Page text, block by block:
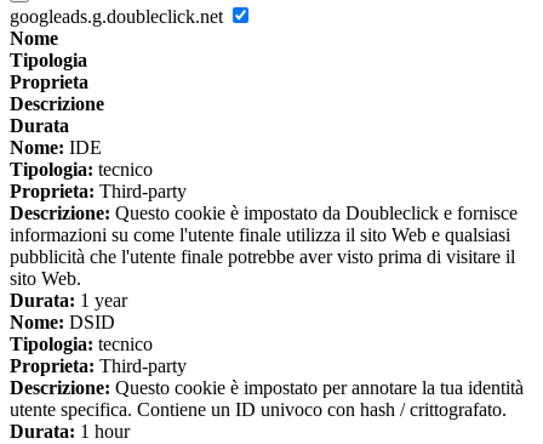
googleads.g.doubleclick.net
Nome
Tipologia
Proprieta
Descrizione
Durata
Nome: IDE
Tipologia: tecnico
Proprieta: Third-party
Descrizione: Questo cookie è impostato da Doubleclick e fornisce
informazioni su come l'utente finale utilizza il sito Web e qualsiasi
pubblicità che l'utente finale potrebbe aver visto prima di visitare il
sito Web.
Durata: 1 year
Nome: DSID
Tipologia: tecnico
Proprieta: Third-party
Descrizione: Questo cookie è impostato per annotare la tua identità
utente specifica. Contiene un ID univoco con hash / crittografato.
Durata: 1 hour